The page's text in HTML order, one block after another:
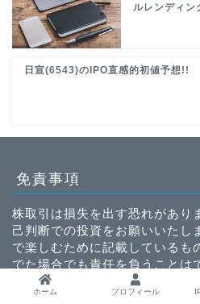
ルレンディン
日宣(6543)のIPO直感的初値予想!!
免責事項
株取引は損失を出す恐れがあり
己判断での投資をお願いいたし
で楽しむために記載しているも
でた場合でも責任を負うことは
グに記載されている仮想通貨と
す。ホーム プロフィール